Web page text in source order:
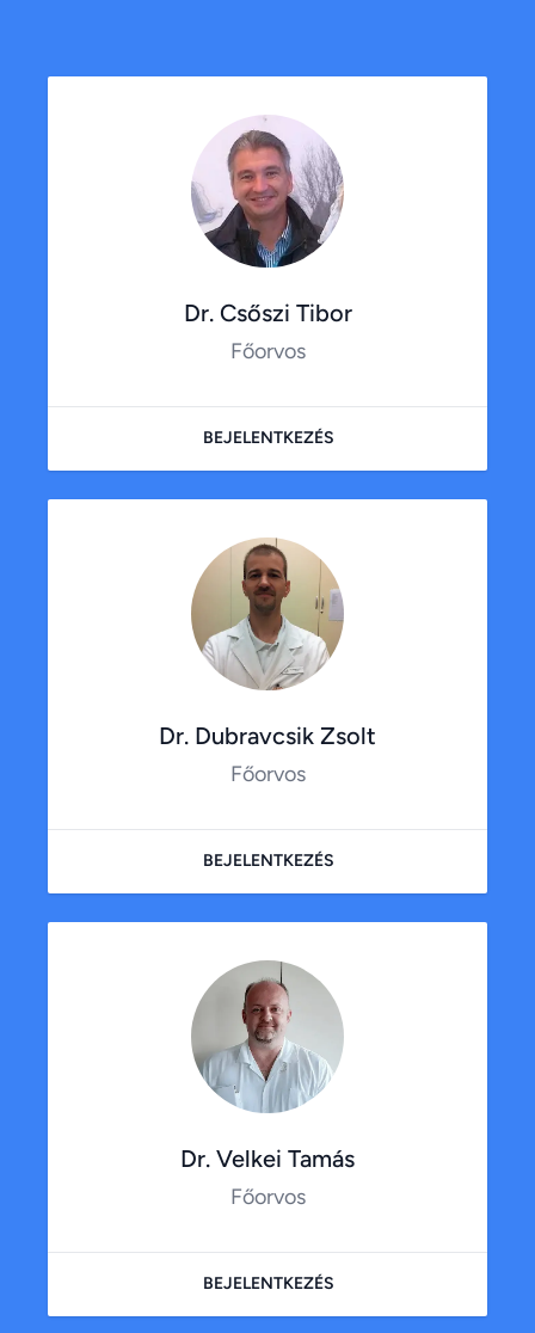
Dr. Csőszi Tibor
Főorvos
BEJELENTKEZÉS
Dr. Dubravcsik Zsolt
Főorvos
BEJELENTKEZÉS
Dr. Velkei Tamás
Főorvos
BEJELENTKEZÉS